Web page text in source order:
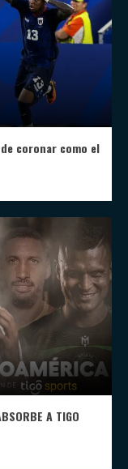
de coronar como el
A TIGO